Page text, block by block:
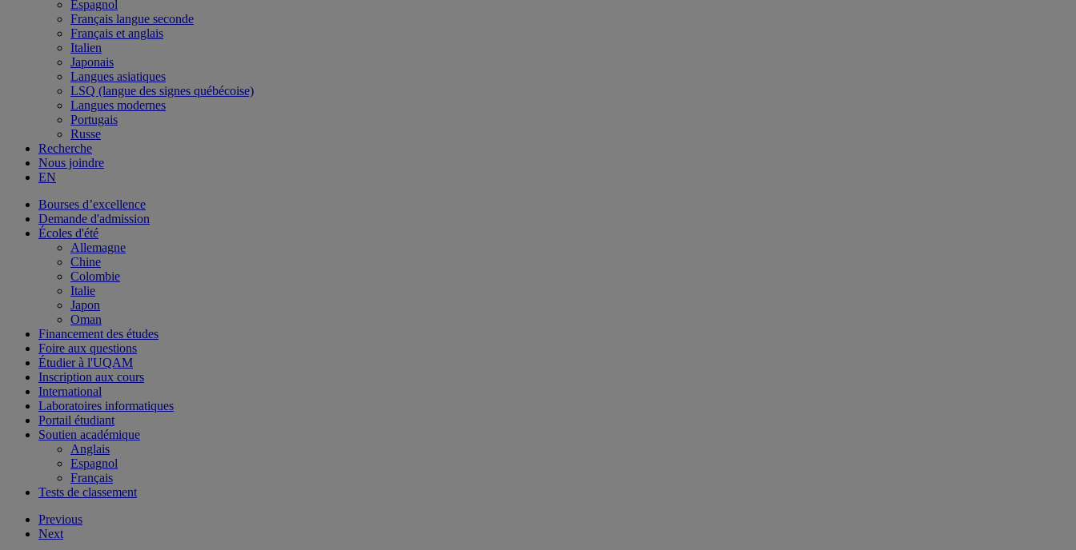
Espagnol
Français langue seconde
Français et anglais
Italien
Japonais
Langues asiatiques
LSQ (langue des signes québécoise)
Langues modernes
Portugais
Russe
Recherche
Nous joindre
EN
Bourses d’excellence
Demande d'admission
Écoles d'été
Allemagne
Chine
Colombie
Italie
Japon
Oman
Financement des études
Foire aux questions
Étudier à l'UQAM
Inscription aux cours
International
Laboratoires informatiques
Portail étudiant
Soutien académique
Anglais
Espagnol
Français
Tests de classement
Previous
Next